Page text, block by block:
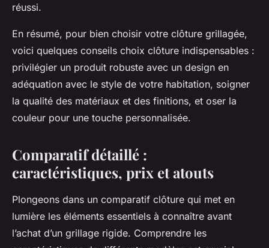
réussi.
En résumé, pour bien choisir votre clôture grillagée,
voici quelques conseils choix clôture indispensables :
privilégier un produit robuste avec un design en
adéquation avec le style de votre habitation, soigner
la qualité des matériaux et des finitions, et oser la
couleur pour une touche personnalisée.
Comparatif détaillé :
caractéristiques, prix et atouts
Plongeons dans un comparatif clôture qui met en
lumière les éléments essentiels à connaître avant
l’achat d’un grillage rigide. Comprendre les